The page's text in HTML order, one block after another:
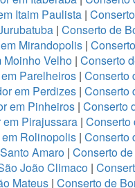
Itaim Paulista |
| Conserto de
Mirandopolis|
Moinho Velho | Conserto
Parelheiros| Conserto
em Perdizes| Conserto
em Pinheiros| Conserto
Pirajussara | Conserto
Rolinopolis| Conserto
Amaro| Conserto
João Climaco|
Mateus | Conserto de